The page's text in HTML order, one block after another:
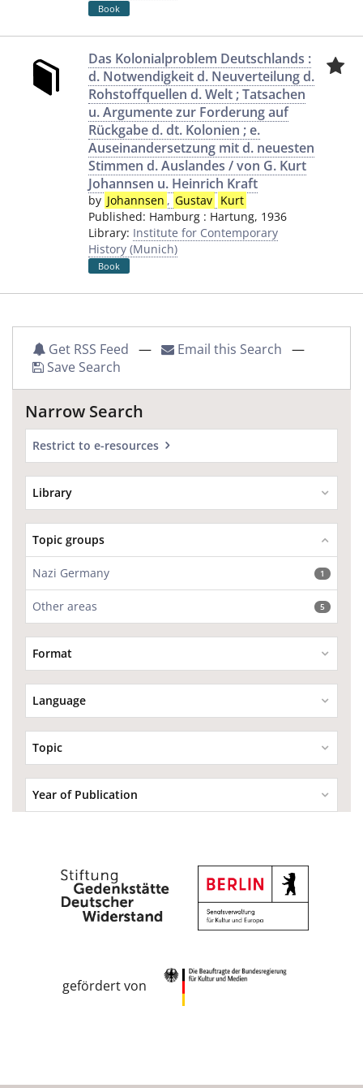
Book
Das Kolonialproblem Deutschlands :
d. Notwendigkeit d. Neuverteilung d.
Rohstoffquellen d. Welt ; Tatsachen
u. Argumente zur Forderung auf
Rückgabe d. dt. Kolonien ; e.
Auseinandersetzung mit d. neuesten
Stimmen d. Auslandes / von G. Kurt
Johannsen u. Heinrich Kraft
by Johannsen , Gustav Kurt
Published: Hamburg : Hartung, 1936
Library: Institute for Contemporary
History (Munich)
Book
Get RSS Feed — Email this Search —
Save Search
Narrow Search
Restrict to e-resources
Library
Topic groups
Nazi Germany 1
Other areas 5
Format
Language
Topic
Year of Publication
gefördert von